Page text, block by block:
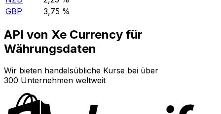
GBP
3,75 %
API von Xe Currency für
Währungsdaten
Wir bieten handelsübliche Kurse bei über
300 Unternehmen weltweit